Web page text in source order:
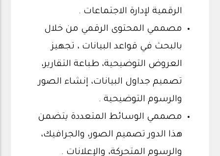
الرقمية لإدارة الاجتماعات .
مصممي المحتوى الرقمي من خلال
بالبحث في قواعد البيانات ، تجهيز
العروض التوضيحية، طباعة التقارير،
تصميم جداول البيانات، إنشاء الصور
والرسوم التوضيحية .
مصممي الوسائط المتعددة يتضمن
هذا الدور تصميم الصور، والجرافيك،
والرسوم المتحركة، والإعلانات .